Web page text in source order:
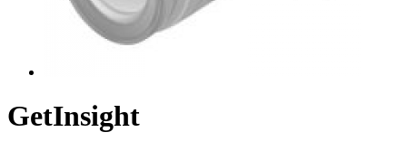
GetInsight